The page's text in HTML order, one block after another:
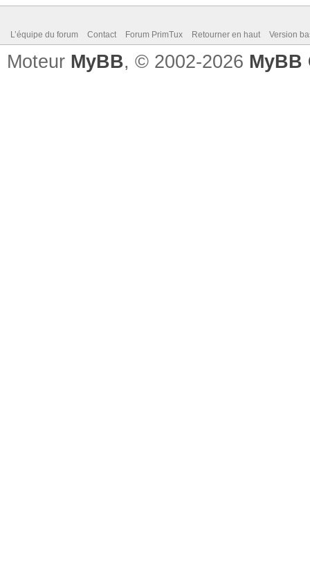
L’équipe du forum Contact Forum PrimTux Retourner en haut Version
Moteur MyBB, © 2002-2026 MyBB